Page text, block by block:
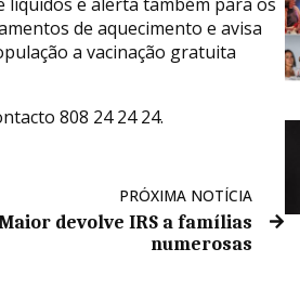
de aquecimento e avisa
a vacinação gratuita
808 24 24 24.
PRÓXIMA NOTÍCIA
devolve IRS a famílias
numerosas